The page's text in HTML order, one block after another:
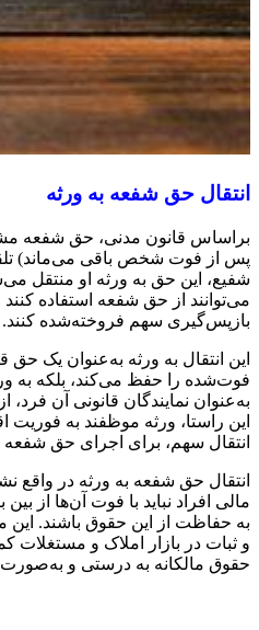
انتقال حق شفعه به ورثه
براساس قانون مدنی، حق شفعه
پس از فوت شخص باقی می‌ماند)
شفیع، این حق به ورثه او منتقل
می‌توانند از حق شفعه استفاده
بازپس‌گیری سهم فروخته‌شده کنند.
این انتقال به ورثه به‌عنوان یک حق
فوت‌شده را حفظ می‌کند، بلکه به
به‌عنوان نمایندگان قانونی آن فرد،
این راستا، ورثه موظفند به فوریت
انتقال سهم، برای اجرای حق شفعه
انتقال حق شفعه به ورثه در واقع
مالی افراد نباید با فوت آن‌ها از بین
به حفاظت از این حقوق باشند.
و ثبات در بازار املاک و
حقوق مالکانه به درستی و به‌صورت